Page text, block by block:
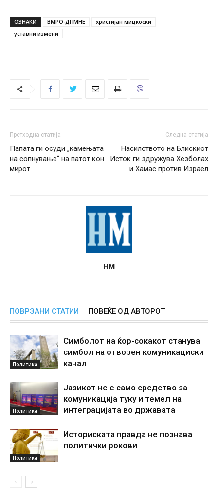
ОЗНАКИ ВМРО-ДПМНЕ
христијан мицкоски
уставни измени
Претходна статија
Папата ги осуди „камењата
на сопнување“ на патот кон
мирот
Следна статија
Насилството на Блискиот
Исток ги здружува Хезболах
и Хамас против Израел
НМ
ПОВРЗАНИ СТАТИИ ПОВЕЌЕ ОД АВТОРОТ
Политика
Симболот на ќор-сокакот станува
симбол на отворен комуникациски
канал
Политика
Јазикот не е само средство за
комуникација туку и темел на
интеграцијата во државата
Политика
Историската правда не познава
политички рокови